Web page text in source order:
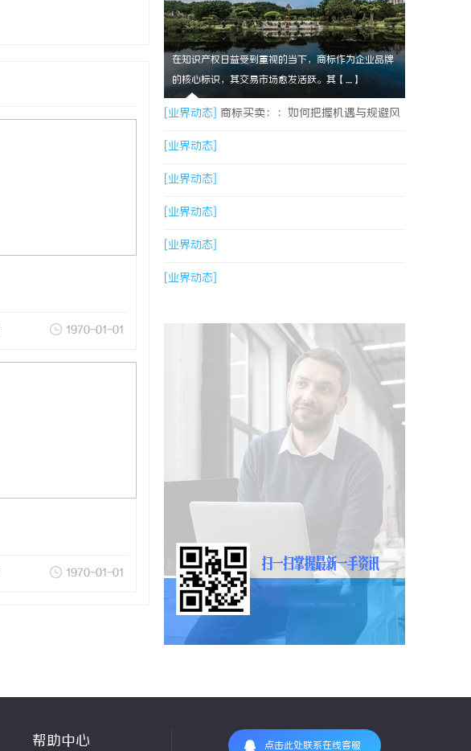
1970-01-01
1970-01-01
在知识产权日益受到重视的当下，商标作为企业品牌
的核心标识，其交易市场愈发活跃。其【....】
[业界动态] 商标买卖：：如何把握机遇与规避风
险[业界动态]
[业界动态]
[业界动态]
[业界动态]
[业界动态]
帮助中心 点击此处联系在线客服